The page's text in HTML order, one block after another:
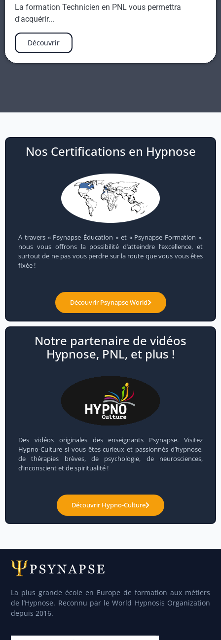
La formation Technicien en PNL vous permettra
d'acquérir...
Découvrir
Nos Certifications en Hypnose
A travers « Psynapse Éducation » et « Psynapse Formation »,
nous vous offrons la possibilité d’atteindre l’excellence, et
surtout de ne pas vous perdre sur la route que vous vous êtes
fixée !
Découvrir Psynapse World
Notre partenaire de vidéos
Hypnose, PNL, et plus !
Des vidéos originales des enseignants Psynapse. Visitez
Hypno-Culture si vous êtes curieux et passionnés d’hypnose,
de thérapies brèves, de psychologie, de neurosciences,
d’inconscient et de spiritualité !
Découvrir Hypno-Culture
La plus grande école en Europe de formation aux métiers
de l’Hypnose. Reconnu par le World Hypnosis Organization
depuis 2016.